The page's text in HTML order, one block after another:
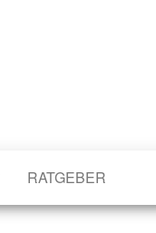
RATGEBER